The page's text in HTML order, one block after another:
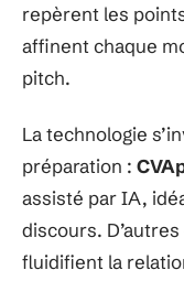
repèrent les
affinent chaque
pitch.
La technologie
préparation :
assisté par IA,
discours.
fluidifient la